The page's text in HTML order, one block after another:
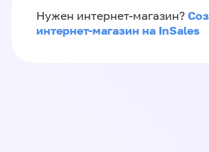
Нужен интернет-магазин?
интернет-магазин на InSales